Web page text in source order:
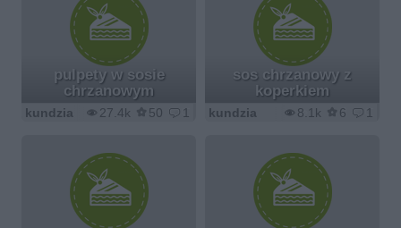
pulpety w sosie
chrzanowym
27.4k 50 1
kundzia
sos chrzanowy z
koperkiem
8.1k 6 1
kundzia